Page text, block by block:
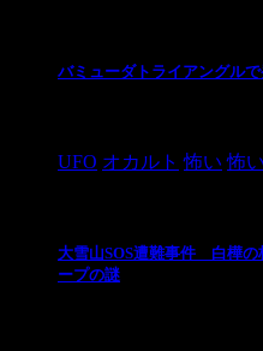
バミューダトライアングル
UFO オカルト 怖い 怖
大雪山SOS遭難事件 白樺の
ープの謎